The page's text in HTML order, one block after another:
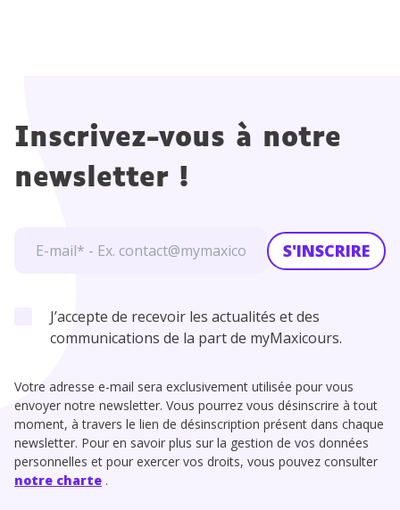
Inscrivez-vous à notre
newsletter !
S'INSCRIRE
J’accepte de recevoir les actualités et des
communications de la part de myMaxicours.
Votre adresse e-mail sera exclusivement utilisée pour vous
envoyer notre newsletter. Vous pourrez vous désinscrire à tout
moment, à travers le lien de désinscription présent dans chaque
newsletter. Pour en savoir plus sur la gestion de vos données
personnelles et pour exercer vos droits, vous pouvez consulter
notre charte .